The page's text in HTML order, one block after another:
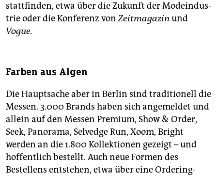
stattfinden, etwa über die Zukunft der Modeindus­
trie oder die Konferenz vonZeitmagazin und
Vogue.
Farben aus Algen
Die Hauptsache aber in Berlin sind traditionell die
Messen. 3.000 Brands haben sich angemeldet und
allein auf den Messen Premium, Show & Order,
Seek, Panorama, Selvedge Run, Xoom, Bright
werden an die 1.800 Kollektionen gezeigt – und
hoffentlich bestellt. Auch neue Formen des
Bestellens entstehen, etwa über eine Ordering-